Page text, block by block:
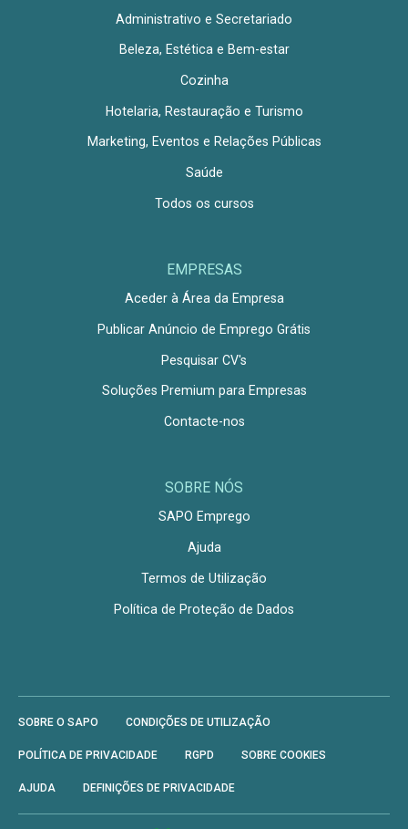
Administrativo e Secretariado
Beleza, Estética e Bem-estar
Cozinha
Hotelaria, Restauração e Turismo
Marketing, Eventos e Relações Públicas
Saúde
Todos os cursos
EMPRESAS
Aceder à Área da Empresa
Publicar Anúncio de Emprego Grátis
Pesquisar CV's
Soluções Premium para Empresas
Contacte-nos
SOBRE NÓS
SAPO Emprego
Ajuda
Termos de Utilização
Política de Proteção de Dados
SOBRE O SAPO CONDIÇÕES DE UTILIZAÇÃO
POLÍTICA DE PRIVACIDADE RGPD SOBRE COOKIES
AJUDA DEFINIÇÕES DE PRIVACIDADE